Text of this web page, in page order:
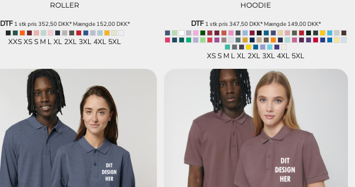
ROLLER
DTF1 stk pris 352,50DKK*Mængde 152,00DKK*
XXS XS S M L XL 2XL 3XL 4XL 5XL
HOODIE
DTF1 stk pris 347,50DKK*Mængde 149,00DKK*
XS S M L XL 2XL 3XL 4XL 5XL